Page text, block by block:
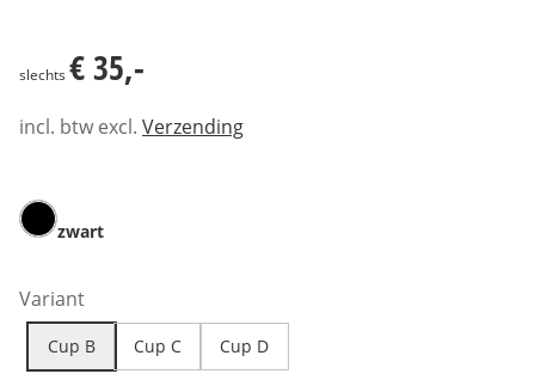
slechts € 35,-
incl. btw excl. Verzending
zwart
Variant
Cup B Cup C Cup D